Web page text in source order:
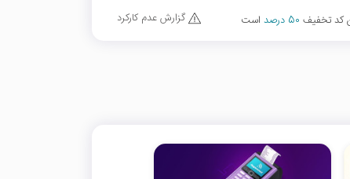
کد تخفیف 50 درصد است گزارش عدم کارکرد